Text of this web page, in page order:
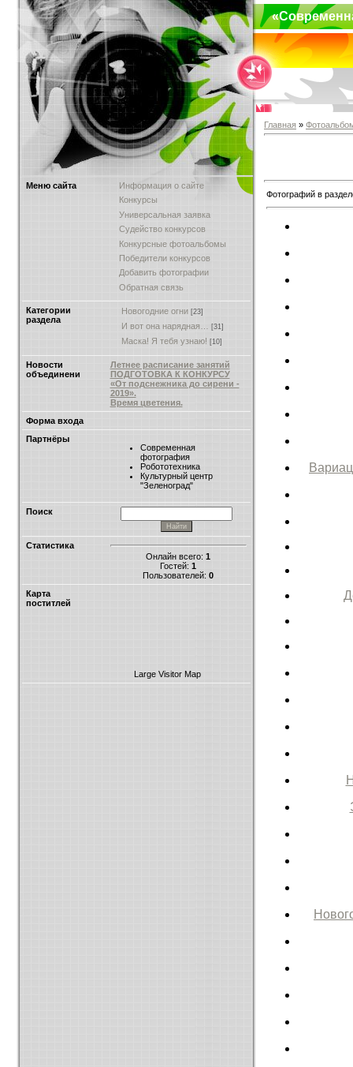
Меню сайта
Информация о сайте
Конкурсы
Универсальная заявка
Судейство конкурсов
Конкурсные фотоальбомы
Победители конкурсов
Добавить фотографии
Обратная связь
Категории
раздела
Новогодние огни [23]
И вот она нарядная… [31]
Маска! Я тебя узнаю! [10]
Новости
объединени
Летнее расписание занятий
ПОДГОТОВКА К КОНКУРСУ
«От подснежника до сирени -
2019».
Время цветения.
Форма входа
Партнёры
Современная
фотография
Робототехника
Культурный центр
"Зеленоград"
Поиск
Статистика
Онлайн всего: 1
Гостей: 1
Пользователей: 0
Карта
поститлей
Large Visitor Map
Главная »
Фотографий в